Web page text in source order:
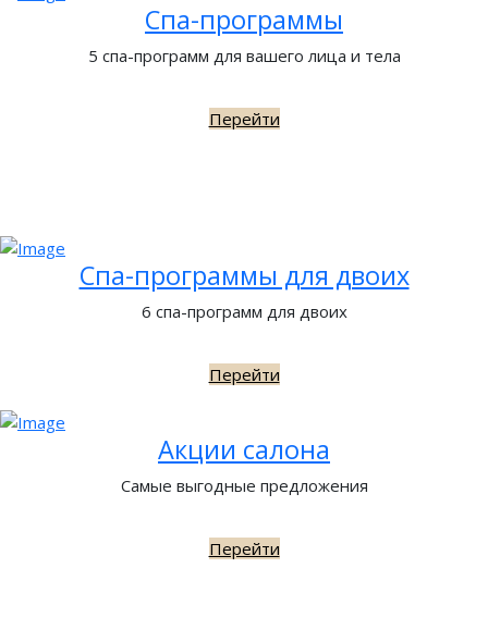
Спа-программы
5 спа-программ для вашего лица и тела
Перейти
Спа-программы для двоих
6 спа-программ для двоих
Перейти
Акции салона
Самые выгодные предложения
Перейти